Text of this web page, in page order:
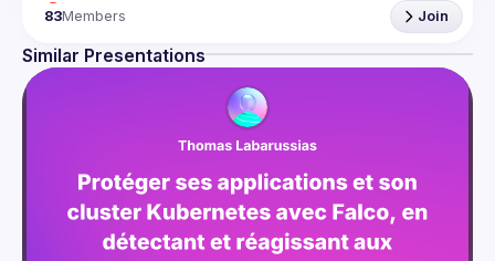
🎯 L’objectif est de mettre en lumière des sujets variés,
techniques ou non, et de permettre aux orateurs, quel que
83Members Join
Similar Presentations